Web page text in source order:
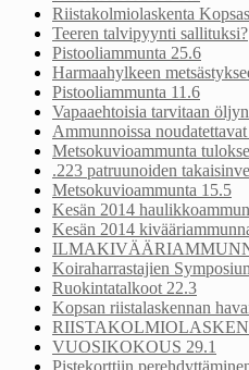
Riistakolmiolaskenta
Teeren talvipyynti sallituksi?
Pistooliammunta 25.6
Harmaahylkeen
Pistooliammunta 11.6
Vapaaehtoisia tarvitaan
Ammunnoissa
Metsokuvioammunta
.223 patruunoiden
Metsokuvioammunta 15.5
Kesän 2014
Kesän 2014
Koiraharrastajien
Ruokintatalkoot 22.3
Kopsan riistalaskennan
VUOSIKOKOUS 29.1
Pistekorttiin